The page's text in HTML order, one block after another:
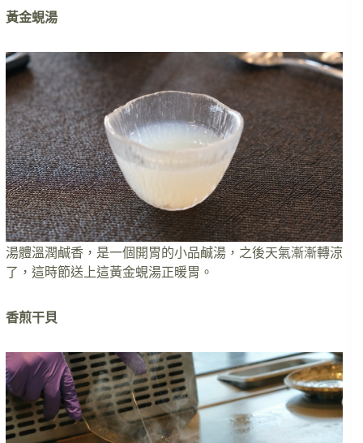
黃金蜆湯
湯體溫潤鹹香，是一個開胃的小品鹹湯，之後天氣漸漸轉涼
了，這時節送上這黃金蜆湯正暖胃。
香煎干貝